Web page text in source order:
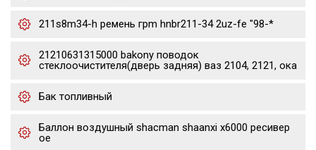
211s8m34-h ремень грm hnbr211-34 2uz-fe "98-*
21210631315000 bakony поводок
стеклоочистителя(дверь задняя) ваз 2104, 2121, ока
Бак топливный
Баллон воздушный shacman shaanxi x6000 ресивер
oe